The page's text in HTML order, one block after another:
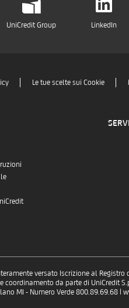
UniCredit Group LinkedIn
Le tue scelte sui Cookie
versato Iscrizione al
da parte di UniCredit
MI - Numero Verde 800.89.69.68 |